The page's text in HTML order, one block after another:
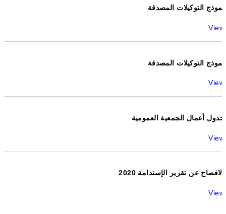
نموذج التوكيلات المصدقة
View
نموذج التوكيلات المصدقة
View
جدول أعمال الجمعية العمومية
View
الافصاح عن تقرير الإستدامة 2020
View